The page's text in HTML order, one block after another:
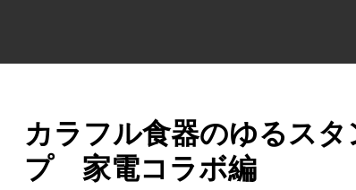
カラフル食器のゆるスタ
プ 家電コラボ編